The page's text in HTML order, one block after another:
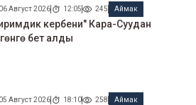
06 Август 2026 12:05 245 Аймак
кербени" Кара-Суудан
бет алды
05 Август 2026 18:10 258 Аймак